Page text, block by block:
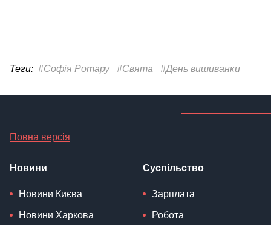
Теги: #Софія Ротару #Свята #День вишиванки
Повна версія
Новини
Новини Києва
Новини Харкова
Суспільство
Зарплата
Робота